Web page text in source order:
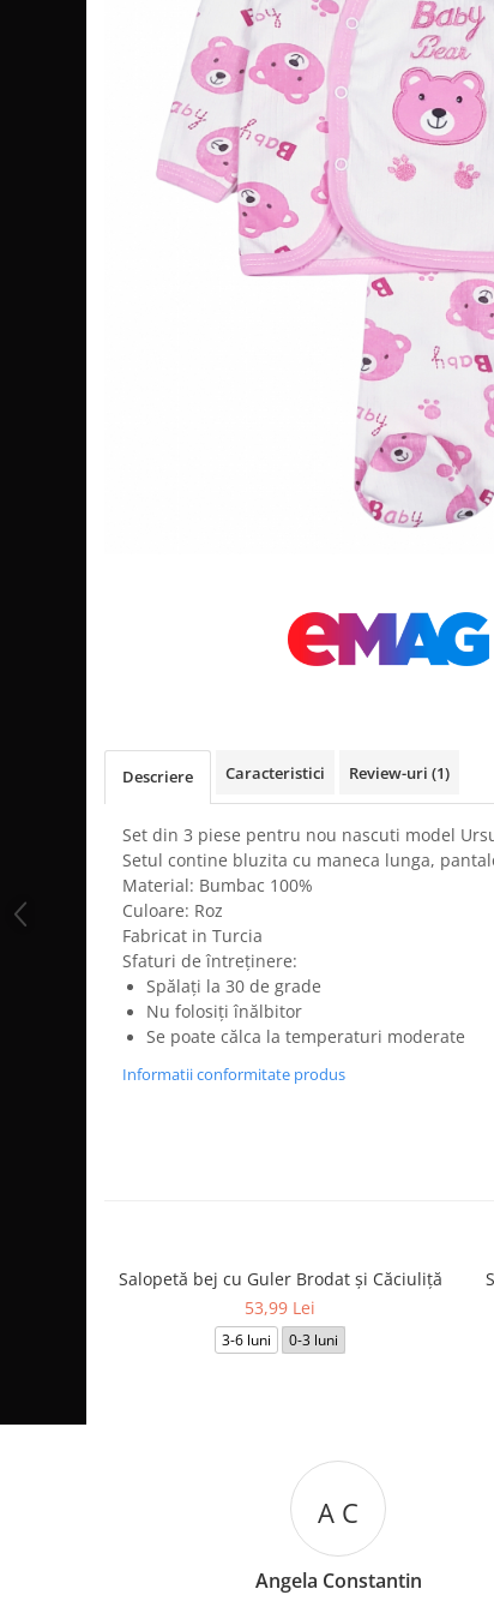
Descriere Caracteristici Review-uri (1)
Set din 3 piese pentru nou nascuti model
Setul contine bluzita cu maneca lunga,
Material: Bumbac 100%
Culoare: Roz
Fabricat in Turcia
Sfaturi de întreținere:
Spălați la 30 de grade
Nu folosiți înălbitor
Se poate călca la temperaturi moderate
Informatii conformitate produs
Salopetă bej cu Guler Brodat și Căciuliță
53,99 Lei
3-6 luni 0-3 luni
Angela Constantin